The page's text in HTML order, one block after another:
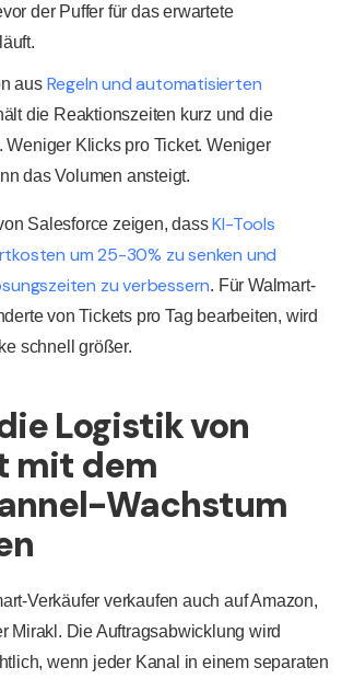
der Puffer für das erwartete
aus Regeln und automatisierten
die Reaktionszeiten kurz und die
Weniger Klicks pro Ticket. Weniger
das Volumen ansteigt.
Salesforce zeigen, dass KI-Tools
um 25-30% zu senken und
zu verbessern. Für Walmart-
von Tickets pro Tag bearbeiten, wird
schnell größer.
Logistik von
mit dem
Wachstum
Verkäufer verkaufen auch auf Amazon,
Mirakl. Die Auftragsabwicklung wird
wenn jeder Kanal in einem separaten